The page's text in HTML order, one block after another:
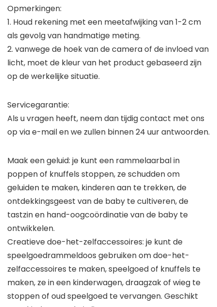
Opmerkingen:
1. Houd rekening met een meetafwijking van 1-2 cm
als gevolg van handmatige meting.
2. vanwege de hoek van de camera of de invloed van
licht, moet de kleur van het product gebaseerd zijn
op de werkelijke situatie.
Servicegarantie:
Als u vragen heeft, neem dan tijdig contact met ons
op via e-mail en we zullen binnen 24 uur antwoorden.
Maak een geluid: je kunt een rammelaarbal in
poppen of knuffels stoppen, ze schudden om
geluiden te maken, kinderen aan te trekken, de
ontdekkingsgeest van de baby te cultiveren, de
tastzin en hand-oogcoördinatie van de baby te
ontwikkelen.
Creatieve doe-het-zelfaccessoires: je kunt de
speelgoedrammeldoos gebruiken om doe-het-
zelfaccessoires te maken, speelgoed of knuffels te
maken, ze in een kinderwagen, draagzak of wieg te
stoppen of oud speelgoed te vervangen. Geschikt